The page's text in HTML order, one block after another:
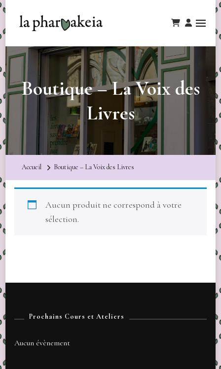
Boutique – La Voix des
Livres
Accueil Boutique – La Voix des Livres
Aucun produit ne correspond à votre
sélection.
Prochains Cours et Ateliers
Aucun évènement